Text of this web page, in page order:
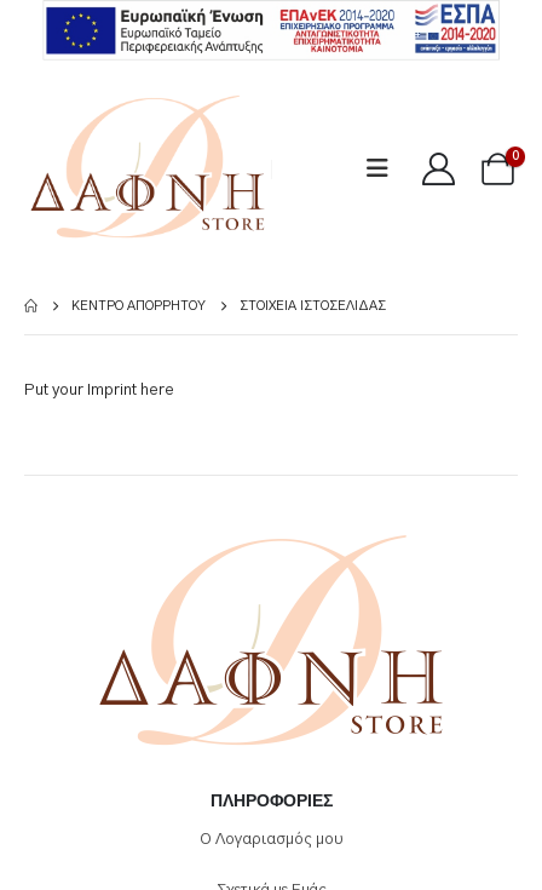
0
ΚΈΝΤΡΟ ΑΠΟΡΡΉΤΟΥ ΣΤΟΙΧΕΊΑ ΙΣΤΟΣΕΛΊΔΑΣ
Put your Imprint here
ΠΛΗΡΟΦΟΡΊΕΣ
Ο Λογαριασμός μου